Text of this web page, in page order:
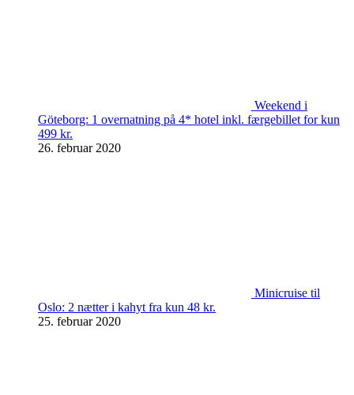
Weekend i
Göteborg: 1 overnatning på 4* hotel inkl. færgebillet for kun
499 kr.
26. februar 2020
Minicruise til
Oslo: 2 nætter i kahyt fra kun 48 kr.
25. februar 2020